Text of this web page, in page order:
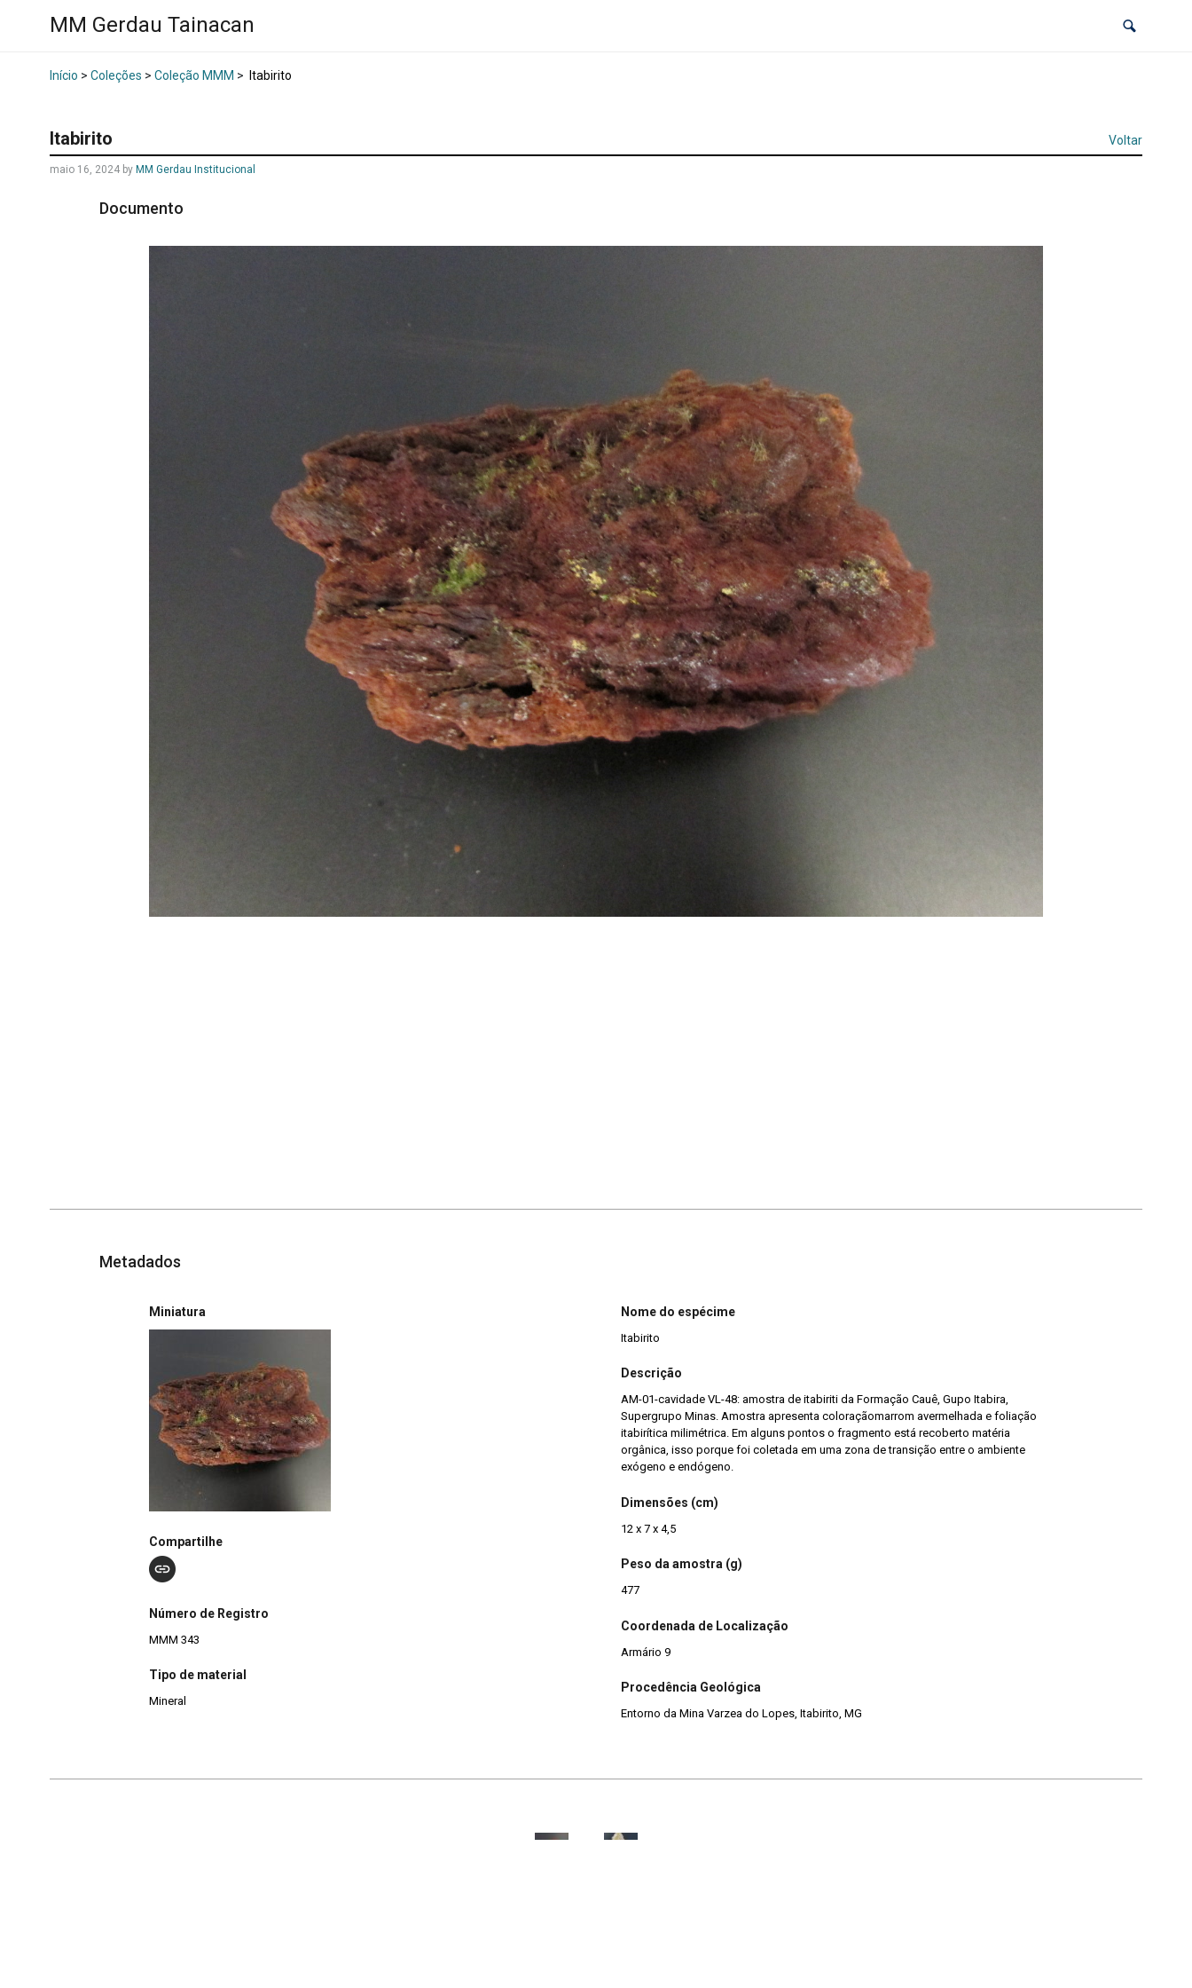
MM Gerdau Tainacan
Início > Coleções > Coleção MMM > Itabirito
Itabirito Voltar
maio 16, 2024 by MM Gerdau Institucional
Documento
Metadados
Miniatura
Compartilhe
Número de Registro
MMM 343
Tipo de material
Mineral
Nome do espécime
Itabirito
Descrição
AM-01-cavidade VL-48: amostra de itabiriti da Formação Cauê, Gupo Itabira,
Supergrupo Minas. Amostra apresenta coloraçãomarrom avermelhada e foliação
itabirítica milimétrica. Em alguns pontos o fragmento está recoberto matéria
orgânica, isso porque foi coletada em uma zona de transição entre o ambiente
exógeno e endógeno.
Dimensões (cm)
12 x 7 x 4,5
Peso da amostra (g)
477
Coordenada de Localização
Armário 9
Procedência Geológica
Entorno da Mina Varzea do Lopes, Itabirito, MG